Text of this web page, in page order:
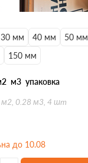
30 мм 40 мм 50 мм
150 мм
м3 упаковка
м2, 0.28 м3, 4 шт
до 10.08